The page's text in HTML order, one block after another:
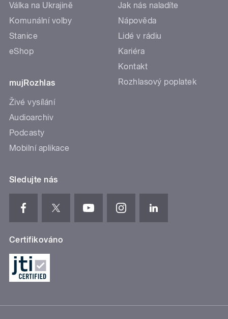
Válka na Ukrajině
Komunální volby
Stanice
eShop
mujRozhlas
Živé vysílání
Audioarchiv
Podcasty
Mobilní aplikace
Jak nás naladíte
Nápověda
Lidé v rádiu
Kariéra
Kontakt
Rozhlasový poplatek
Sledujte nás
Certifikováno